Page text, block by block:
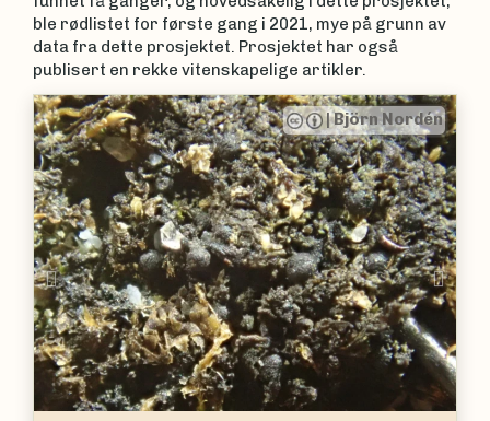
ble rødlistet for første gang i 2021, mye på grunn av
data fra dette prosjektet. Prosjektet har også
publisert en rekke vitenskapelige artikler.
Björn Nordén |Mathias
Previous